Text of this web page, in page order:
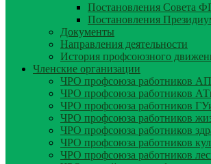
Постановления Совета
Постановления
Документы
Направления деятельности
История профсоюзного
Членские организации
ЧРО профсоюза работников
ЧРО профсоюза работников
ЧРО профсоюза работников
ЧРО профсоюза работников
ЧРО профсоюза работников
ЧРО профсоюза работников
ЧРО профсоюза работников